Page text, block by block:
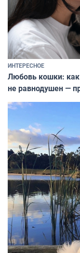
ИНТЕРЕСНОЕ
Любовь кошки:
не равнодушен —